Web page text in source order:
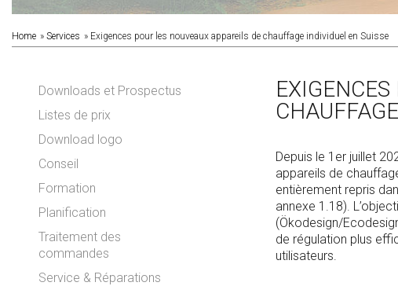
Home Services Exigences pour les nouveaux appareils de chauffage individuel en Suisse
Downloads et Prospectus
Listes de prix
Download logo
Conseil
Formation
Planification
Traitement des
commandes
Service & Réparations
Depuis le 1er juillet
appareils de
entièrement repris
annexe 1.18).
(Ökodesign/
de régulation plus
utilisateurs.